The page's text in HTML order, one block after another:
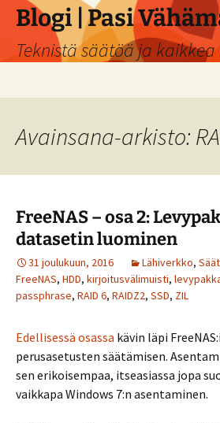
Siirry
sisältöön
Blogi | Pasi
Teknistä säätöä ja
Avainsana-arkisto:
FreeNAS – osa 2:
datasetin luominen
31 joulukuun, 2016 Lähiverkko,
FreeNAS, HDD, kirjoitusvälimuisti,
passphrase, RAID 6, RAIDZ2, SSD, ZIL
Edellisessä osassa kävin läpi
perusasetusten säätämisen.
sen erikoisempaa, itseasiassa jopa
vaikkapa Windows 7:n asentaminen.